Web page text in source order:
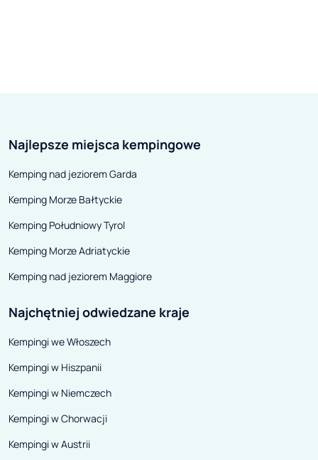
Najlepsze miejsca kempingowe
Kemping nad jeziorem Garda
Kemping Morze Bałtyckie
Kemping Południowy Tyrol
Kemping Morze Adriatyckie
Kemping nad jeziorem Maggiore
Najchętniej odwiedzane kraje
Kempingi we Włoszech
Kempingi w Hiszpanii
Kempingi w Niemczech
Kempingi w Chorwacji
Kempingi w Austrii